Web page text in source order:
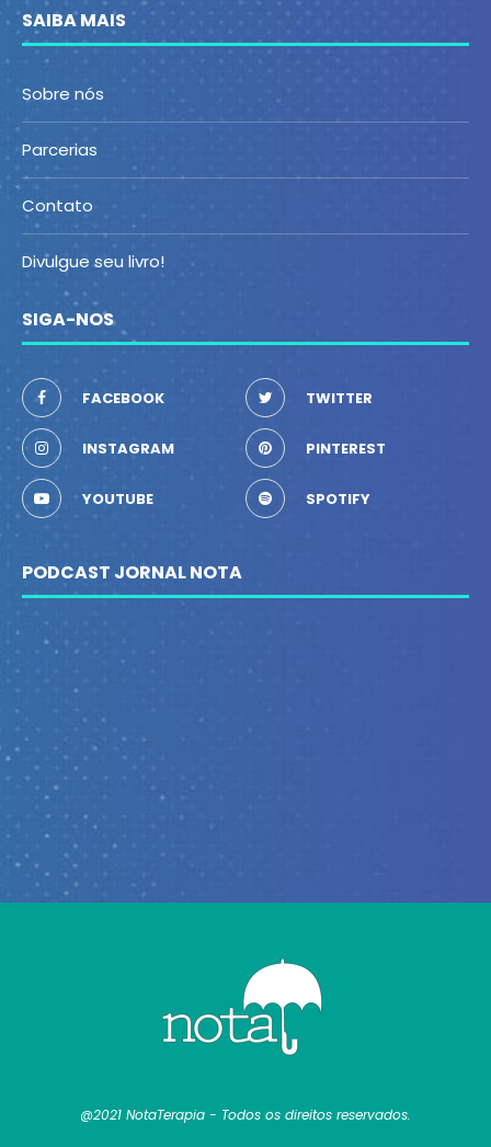
SAIBA MAIS
Sobre nós
Parcerias
Contato
Divulgue seu livro!
SIGA-NOS
FACEBOOK TWITTER
INSTAGRAM PINTEREST
YOUTUBE SPOTIFY
PODCAST JORNAL NOTA
@2021 NotaTerapia - Todos os direitos reservados.